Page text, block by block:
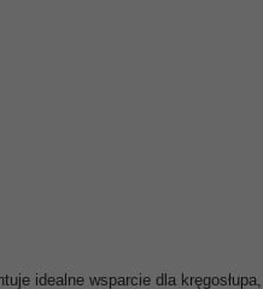
idealne wsparcie dla